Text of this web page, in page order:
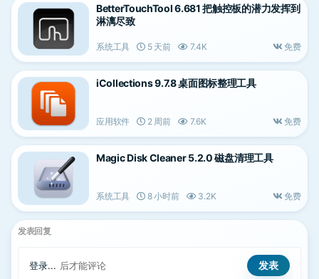
BetterTouchTool 6.681 把触控板的潜力发挥到
淋漓尽致
系统工具 5 天前 7.4K 免费
iCollections 9.7.8 桌面图标整理工具
应用软件 2 周前 7.6K 免费
Magic Disk Cleaner 5.2.0 磁盘清理工具
系统工具 8 小时前 3.2K 免费
发表回复
登录... 后才能评论